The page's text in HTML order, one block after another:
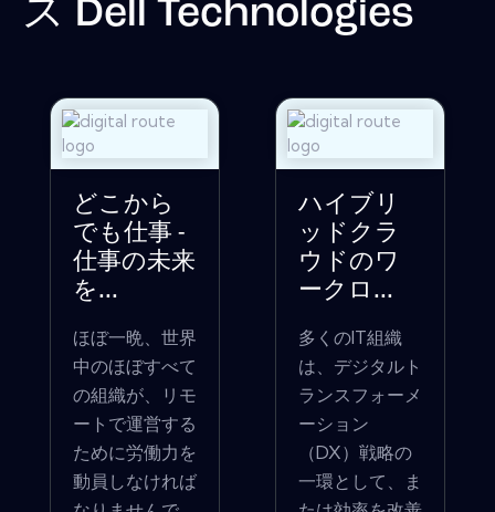
ス Dell Technologies
どこから
でも仕事 -
仕事の未来
を...
ほぼ一晩、世界
中のほぼすべて
の組織が、リモ
ートで運営する
ために労働力を
動員しなければ
ハイブリ
ッドクラ
ウドのワ
ークロ...
多くのIT組織
は、デジタルト
ランスフォーメ
ーション
（DX）戦略の
一環として、ま